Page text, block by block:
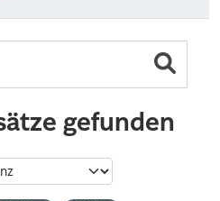
gefunden